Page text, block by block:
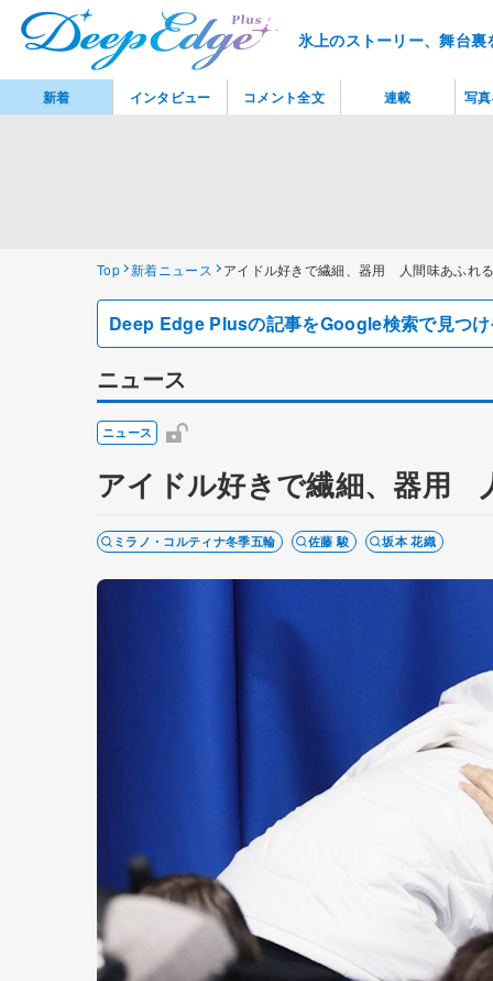
氷上のストーリー、舞台
Top 新着ニュース アイドル好きで繊細、器用 人間味あふれ
Deep Edge Plusの記事をGoogle検索で見つ
ニュース
ニュース
アイドル好きで繊細、器用
ミラノ・コルティナ冬季五輪 佐藤 駿 坂本 花織
新着 インタビュー コメント全文 連載 写